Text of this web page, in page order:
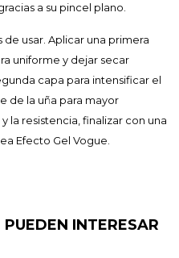
a su pincel plano.
usar. Aplicar una primera
uniforme y dejar secar
capa para intensificar el
de la uña para mayor
la resistencia, finalizar con una
Efecto Gel Vogue.
INTERESAR